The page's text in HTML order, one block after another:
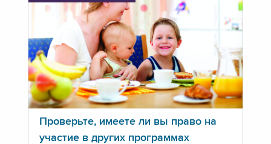
Проверьте, имеете ли вы право на
участие в других программах